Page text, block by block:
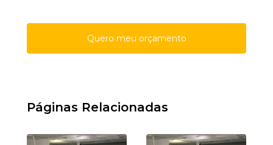
Quero meu orçamento
Páginas Relacionadas